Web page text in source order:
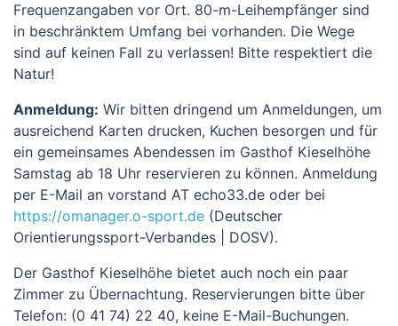
Frequenzangaben vor Ort. 80-m-Leihempfänger sind
in beschränktem Umfang bei vorhanden. Die Wege
sind auf keinen Fall zu verlassen! Bitte respektiert die
Natur!
Anmeldung: Wir bitten dringend um Anmeldungen, um
ausreichend Karten drucken, Kuchen besorgen und für
ein gemeinsames Abendessen im Gasthof Kieselhöhe
Samstag ab 18 Uhr reservieren zu können. Anmeldung
per E-Mail an vorstand AT echo33.de oder bei
https://omanager.o-sport.de (Deutscher
Orientierungssport-Verbandes | DOSV).
Der Gasthof Kieselhöhe bietet auch noch ein paar
Zimmer zu Übernachtung. Reservierungen bitte über
Telefon: (0 41 74) 22 40, keine E-Mail-Buchungen.